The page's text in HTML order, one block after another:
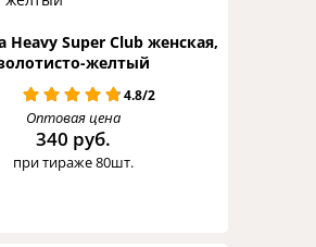
Heavy Super Club женская,
желтый
4.8/2
Оптовая цена
340 руб.
при тираже 80шт.